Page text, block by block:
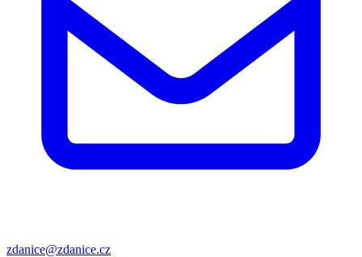
zdanice@zdanice.cz